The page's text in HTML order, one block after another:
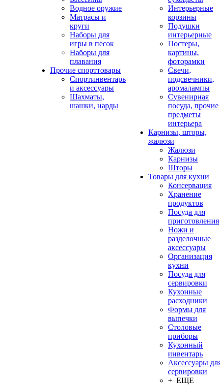
Водное оружие
Матрасы и
круги
Наборы для
игры в песок
Наборы для
плавания
Прочие спорттовары
Спортинвентарь
и аксессуары
Шахматы,
шашки, нарды
Интерьерные
корзины
Подушки
интерьерные
Постеры,
картины,
фоторамки
Свечи,
подсвечники,
аромалампы
Сувенирная
посуда, прочие
предметы
интерьера
Карнизы, шторы,
жалюзи
Жалюзи
Карнизы
Шторы
Товары для кухни
Консервация
Хранение
продуктов
Посуда для
приготовления
Ножи и
разделочные
аксессуары
Организация
кухни
Посуда для
сервировки
Кухонные
расходники
Формы для
выпечки
Столовые
приборы
Кухонный
инвентарь
Аксессуары
сервировки
+ ЕЩЕ